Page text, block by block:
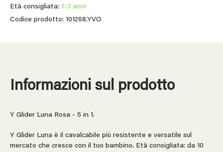
Età consigliata: 1-3 anni
Codice prodotto: 101268.YVO
Informazioni sul prodotto
Y Glider Luna Rosa - 5 in 1.
Y Glider Luna è il cavalcabile più resistente e versatile sul
mercato che cresce con il tuo bambino. Età consigliata: da 10